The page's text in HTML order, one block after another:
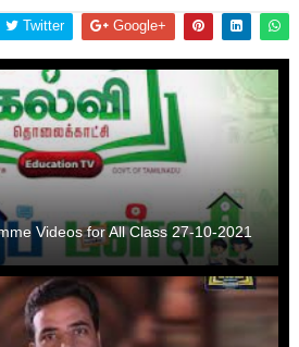
Twitter Google+
Videos for All Class 27-10-2021